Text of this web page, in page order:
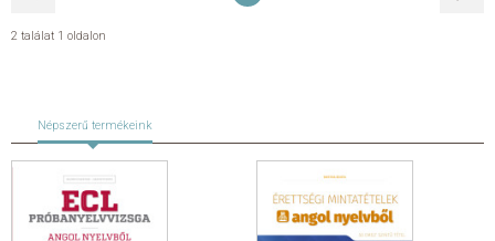
2 találat 1 oldalon
Népszerű termékeink